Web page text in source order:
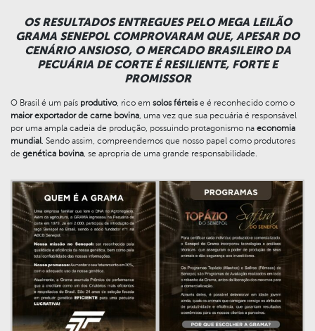
OS RESULTADOS ENTREGUES PELO MEGA LEILÃO
GRAMA SENEPOL COMPROVARAM QUE, APESAR DO
CENÁRIO ANSIOSO, O MERCADO BRASILEIRO DA
PECUÁRIA DE CORTE É RESILIENTE, FORTE E
PROMISSOR
O Brasil é um país produtivo, rico em solos férteise é reconhecido como o
maior exportador de carne bovina , uma vez que sua pecuária é responsável
por uma ampla cadeia de produção, possuindo protagonismo na economia
mundial . Sendo assim, compreendemos que nosso papel como produtores
de genética bovina , se apropria de uma grande responsabilidade.